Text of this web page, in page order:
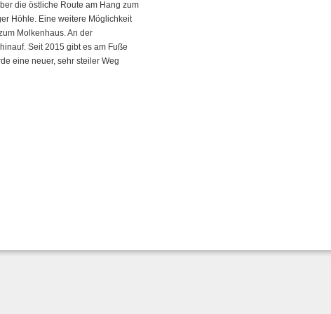
die östliche Route am Hang zum
Höhle. Eine weitere Möglichkeit
Molkenhaus. An der
Seit 2015 gibt es am Fuße
eine neuer, sehr steiler Weg